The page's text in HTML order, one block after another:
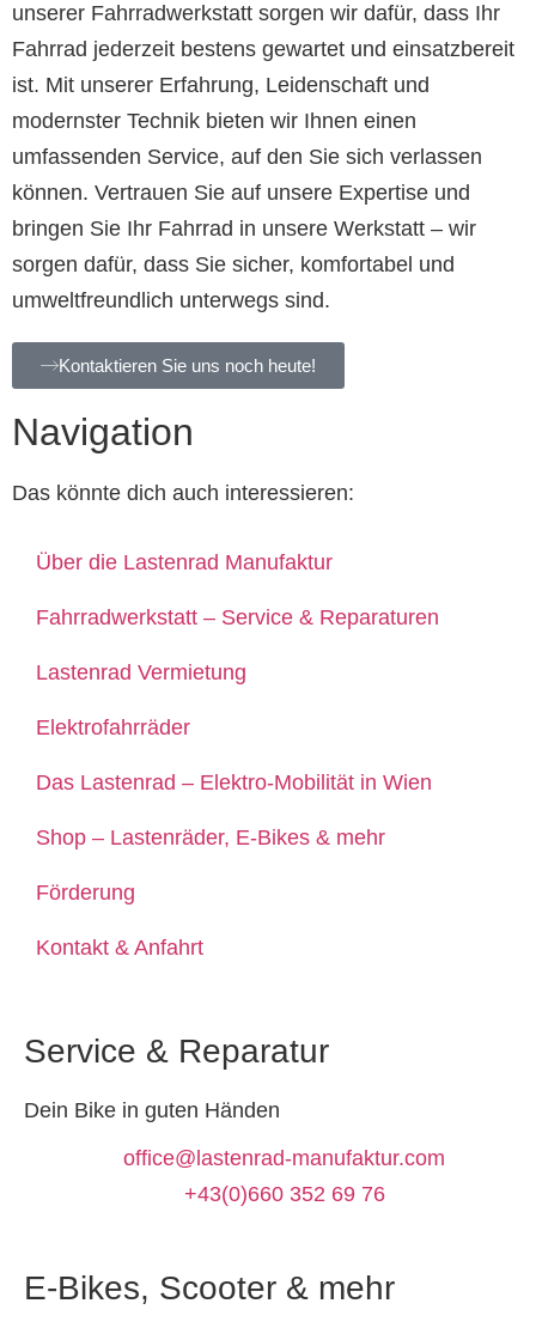
unserer Fahrradwerkstatt sorgen wir dafür, dass Ihr
Fahrrad jederzeit bestens gewartet und einsatzbereit
ist. Mit unserer Erfahrung, Leidenschaft und
modernster Technik bieten wir Ihnen einen
umfassenden Service, auf den Sie sich verlassen
können. Vertrauen Sie auf unsere Expertise und
bringen Sie Ihr Fahrrad in unsere Werkstatt – wir
sorgen dafür, dass Sie sicher, komfortabel und
umweltfreundlich unterwegs sind.
Kontaktieren Sie uns noch heute!
Navigation
Das könnte dich auch interessieren:
Über die Lastenrad Manufaktur
Fahrradwerkstatt – Service & Reparaturen
Lastenrad Vermietung
Elektrofahrräder
Das Lastenrad – Elektro-Mobilität in Wien
Shop – Lastenräder, E-Bikes & mehr
Förderung
Kontakt & Anfahrt
Service & Reparatur
Dein Bike in guten Händen
office@lastenrad-manufaktur.com
+43(0)660 352 69 76
E-Bikes, Scooter & mehr